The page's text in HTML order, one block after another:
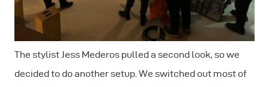
The stylist Jess Mederos pulled a second look, so we
decided to do another setup. We switched out most of